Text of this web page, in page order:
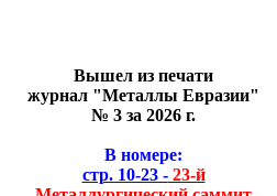
Вышел из печати
журнал "Металлы Евразии"
№ 3 за 2026 г.
В номере:
стр. 10-23 -23-й